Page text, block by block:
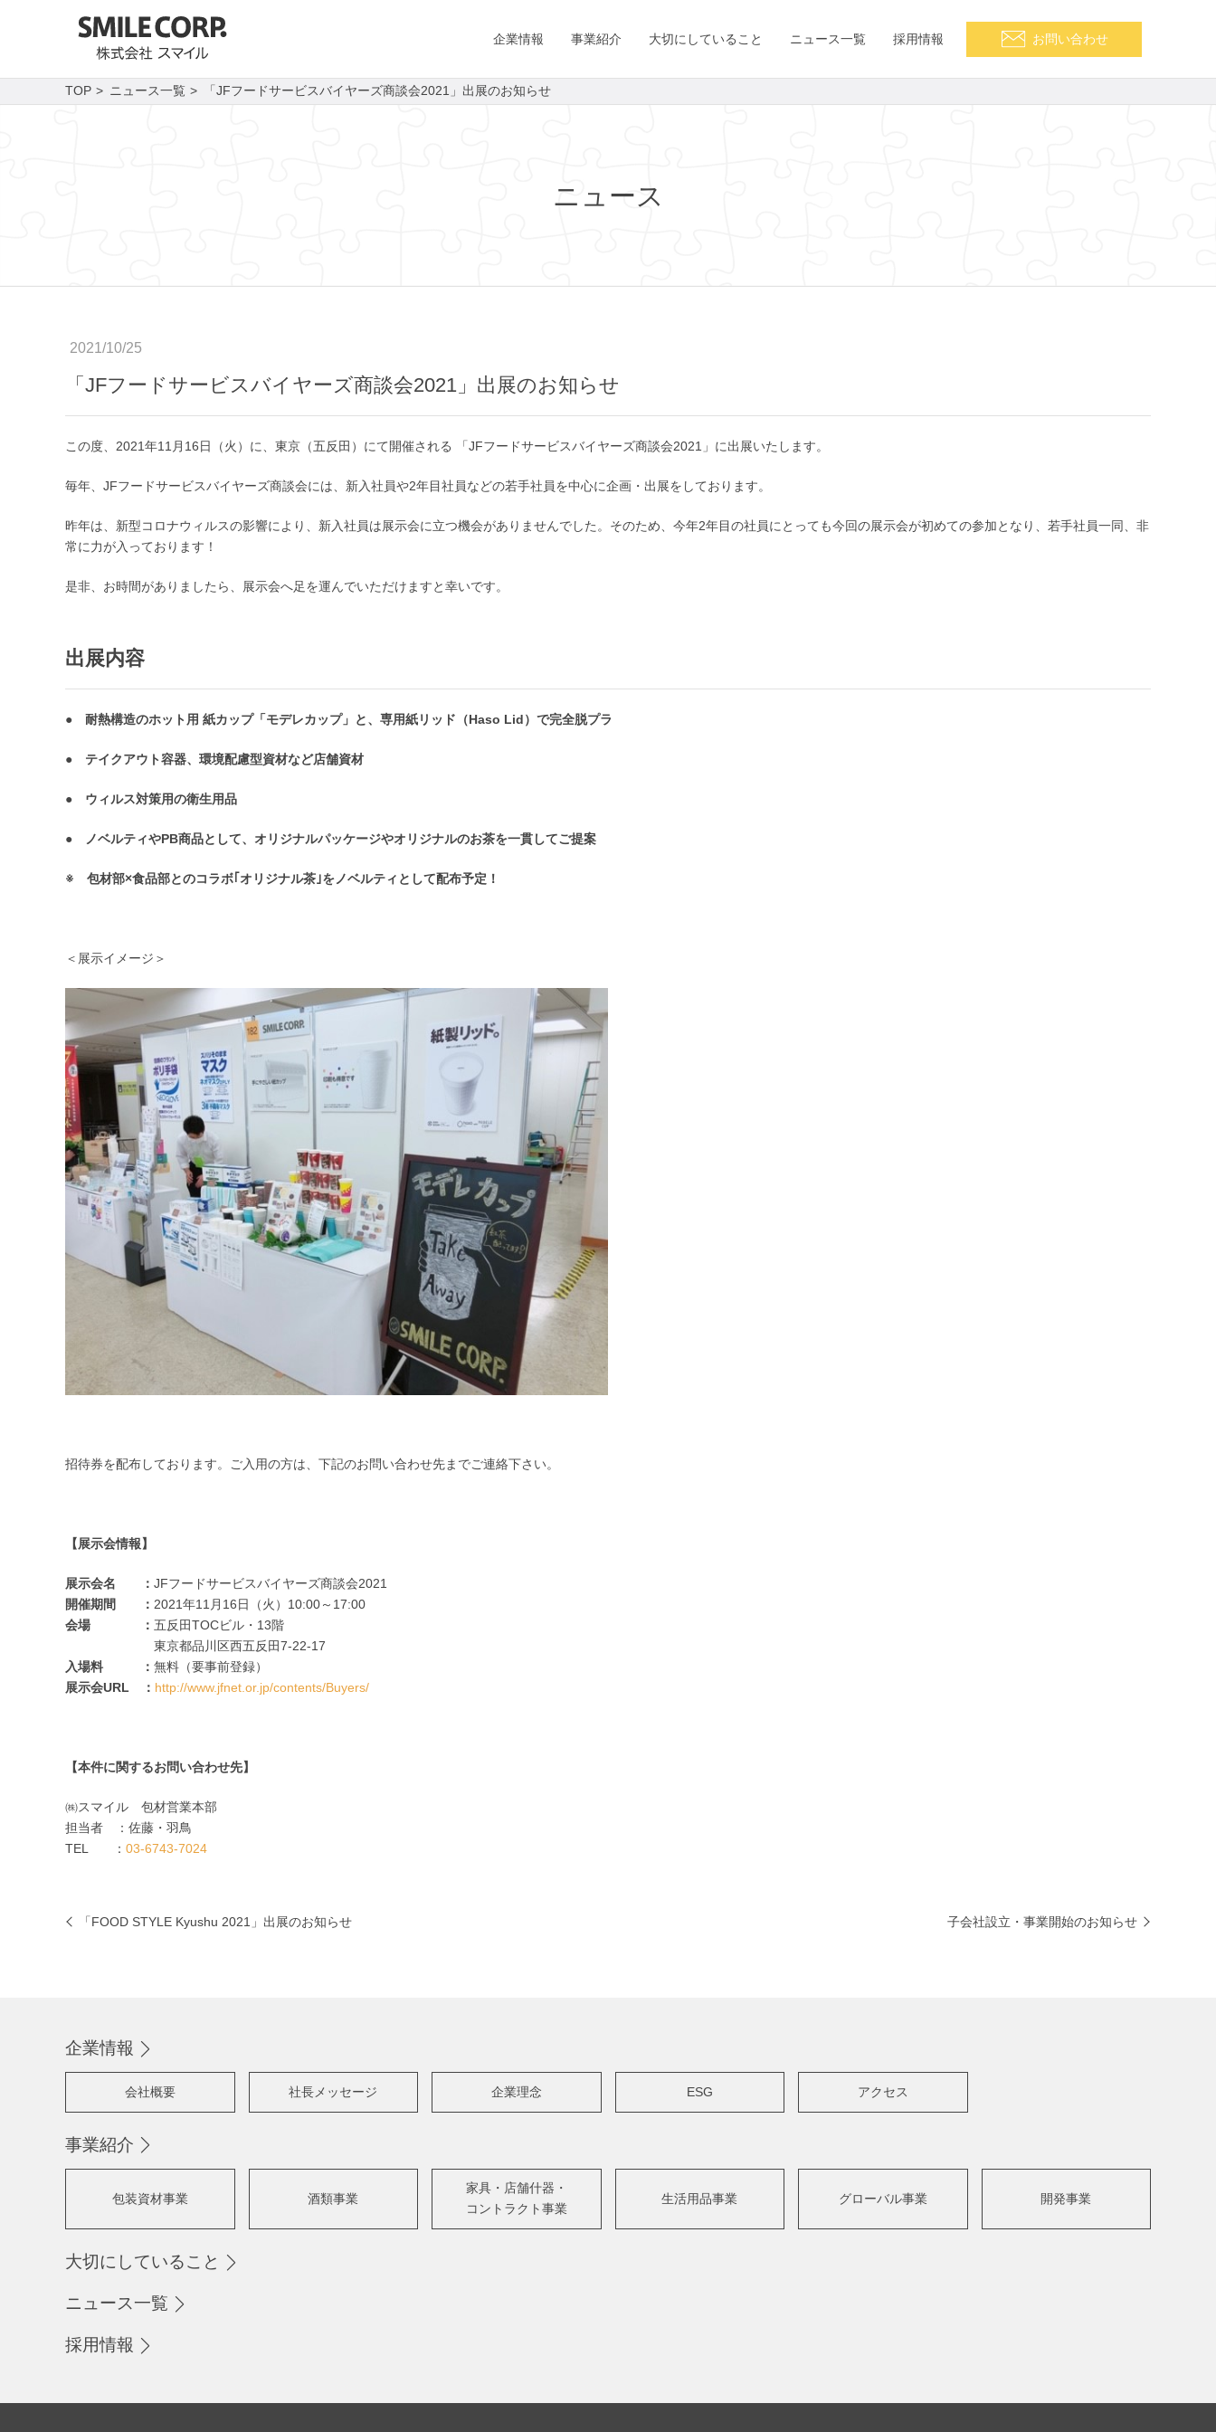
企業情報 事業紹介 大切にしていること ニュース一覧 採用情報 お問い合わせ
TOP ニュース一覧 「JFフードサービスバイヤーズ商談会2021」出展のお知らせ
ニュース
2021/10/25
「JFフードサービスバイヤーズ商談会2021」出展のお知らせ
この度、2021年11月16日（火）に、東京（五反田）にて開催される 「JFフードサービスバイヤーズ商談会2021」に出展いたします。
毎年、JFフードサービスバイヤーズ商談会には、新入社員や2年目社員などの若手社員を中心に企画・出展をしております。
昨年は、新型コロナウィルスの影響により、新入社員は展示会に立つ機会がありませんでした。そのため、今年2年目の社員にとっても今回の展示会が初めての参加となり、若手社員一同、非
常に力が入っております！
是非、お時間がありましたら、展示会へ足を運んでいただけますと幸いです。
出展内容
● 耐熱構造のホット用 紙カップ「モデレカップ」と、専用紙リッド（Haso Lid）で完全脱プラ
● テイクアウト容器、環境配慮型資材など店舗資材
● ウィルス対策用の衛生用品
● ノベルティやPB商品として、オリジナルパッケージやオリジナルのお茶を一貫してご提案
※ 包材部×食品部とのコラボ｢オリジナル茶｣をノベルティとして配布予定！
＜展示イメージ＞
招待券を配布しております。ご入用の方は、下記のお問い合わせ先までご連絡下さい。
【展示会情報】
展示会名 ： JFフードサービスバイヤーズ商談会2021
開催期間 ： 2021年11月16日（火）10:00～17:00
会場 ： 五反田TOCビル・13階
東京都品川区西五反田7-22-17
入場料 ： 無料（要事前登録）
展示会URL ： http://www.jfnet.or.jp/contents/Buyers/
【本件に関するお問い合わせ先】
㈱スマイル 包材営業本部
担当者 ：佐藤・羽鳥
TEL ： 03-6743-7024
「FOOD STYLE Kyushu 2021」出展のお知らせ 子会社設立・事業開始のお知らせ
企業情報
会社概要 社長メッセージ 企業理念 ESG アクセス
事業紹介
包装資材事業 酒類事業
家具・店舗什器・
コントラクト事業
生活用品事業 グローバル事業 開発事業
大切にしていること
ニュース一覧
採用情報